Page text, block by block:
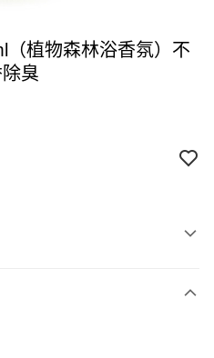
（植物森林浴香氛）不
臭